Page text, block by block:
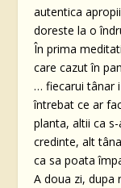
autentica
doreste la o
În prima
care cazut în
… fiecarui tânar
întrebat ce ar
planta, altii ca
credinte, alt
ca sa poata
A doua zi, dupa